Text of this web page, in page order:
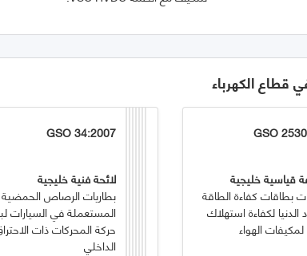
قطاع الكهرباء
GSO
قياسية خليجية
بطاقات كفاءة الطاقة
الدنيا لكفاءة استهلاك
الهواء
GSO 34:2007
لائحة فنية خليجية
بطاريات الرصاص الحمضية
المستعملة في السيارات
حركة المحركات ذات
الداخلي